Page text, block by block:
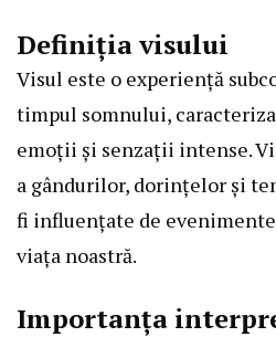
Definiția visului
Visul este o experiență
timpul somnului,
emoții și senzații intense.
a gândurilor, dorințelor și
fi influențate de
viața noastră.
Importanța